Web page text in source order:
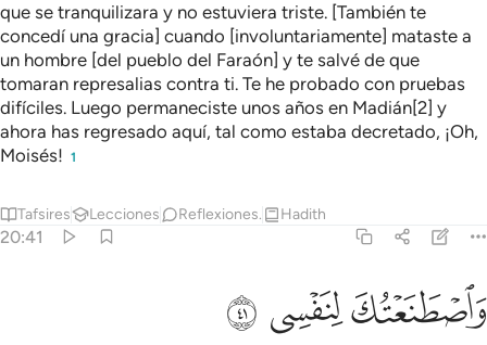
que se tranquilizara y no estuviera triste. [También te
concedí una gracia] cuando [involuntariamente] mataste a
un hombre [del pueblo del Faraón] y te salvé de que
tomaran represalias contra ti. Te he probado con pruebas
difíciles. Luego permaneciste unos años en Madián[2] y
ahora has regresado aquí, tal como estaba decretado, ¡Oh,
Moisés! 1
Tafsires Lecciones Reflexiones. Hadith
20:41
واصطنعتك لنفسي ٤١
وَٱصْطَنَعْتُكَ لِنَفْسِى ٤١
ﲆﲇ ﲈ